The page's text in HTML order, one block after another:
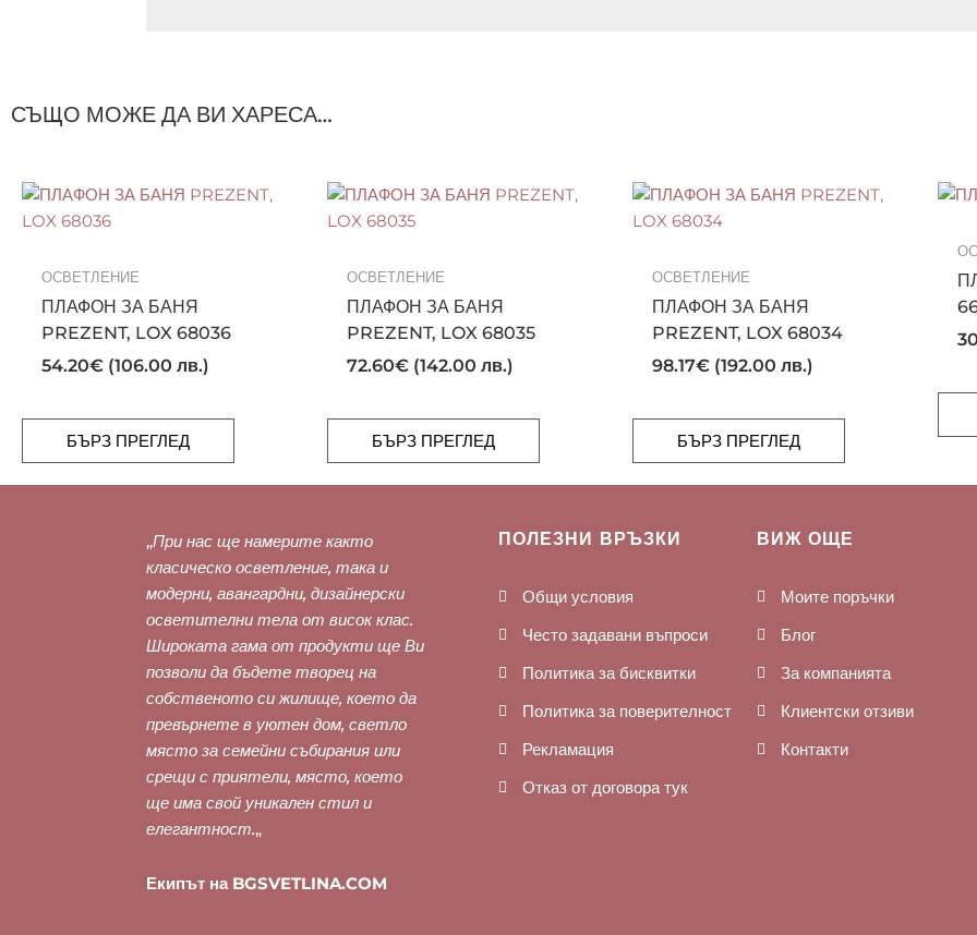
СЪЩО МОЖЕ ДА ВИ ХАРЕСА…
ОСВЕТЛЕНИЕ
ПЛАФОН ЗА БАНЯ
PREZENT, LOX 68036
54.20€ (106.00 лв.)
БЪРЗ ПРЕГЛЕД
ОСВЕТЛЕНИЕ
ПЛАФОН ЗА БАНЯ
PREZENT, LOX 68035
72.60€ (142.00 лв.)
БЪРЗ ПРЕГЛЕД
ОСВЕТЛЕНИЕ
ПЛАФОН ЗА БАНЯ
PREZENT, LOX 68034
98.17€ (192.00 лв.)
БЪРЗ ПРЕГЛЕД
„При нас ще намерите както
класическо осветление, така и
модерни, авангардни, дизайнерски
осветителни тела от висок клас.
Широката гама от продукти ще Ви
позволи да бъдете творец на
собственото си жилище, което да
превърнете в уютен дом, светло
място за семейни събирания или
срещи с приятели, място, което
ще има свой уникален стил и
елегантност.„
Екипът на BGSVETLINA.COM
ПОЛЕЗНИ ВРЪЗКИ
Общи условия
Често задавани въпроси
Политика за бисквитки
Политика за поверителност
Рекламация
Отказ от договора тук
ВИЖ ОЩЕ
Моите поръчки
Блог
За компанията
Клиентски отзиви
Контакти